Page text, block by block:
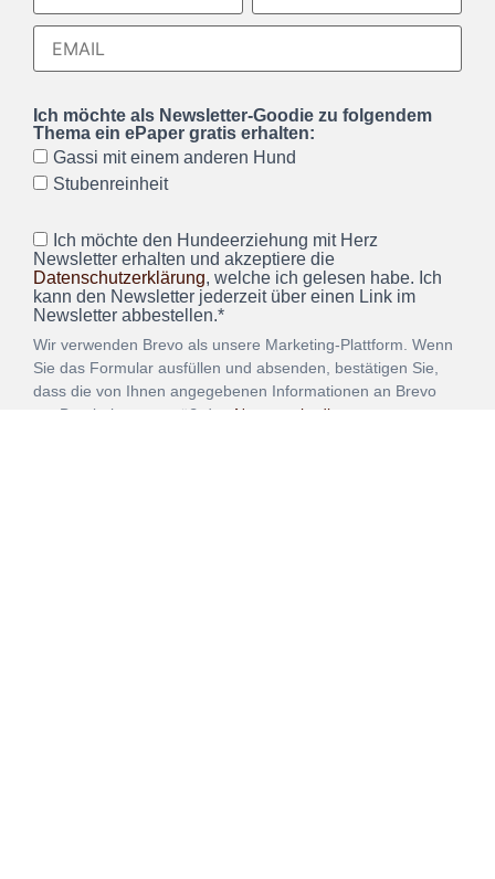
Ich möchte als Newsletter-Goodie zu folgendem
Thema ein ePaper gratis erhalten:
Gassi mit einem anderen Hund
Stubenreinheit
Ich möchte den Hundeerziehung mit Herz
Newsletter erhalten und akzeptiere die
Datenschutzerklärung, welche ich gelesen habe. Ich
kann den Newsletter jederzeit über einen Link im
Newsletter abbestellen.*
Wir verwenden Brevo als unsere Marketing-Plattform. Wenn
Sie das Formular ausfüllen und absenden, bestätigen Sie,
dass die von Ihnen angegebenen Informationen an Brevo
zur Bearbeitung gemäß den Nutzungsbedingungen